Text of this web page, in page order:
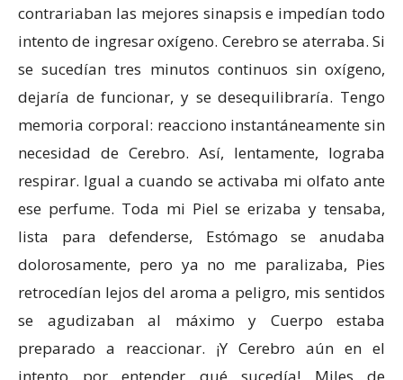
contrariaban las mejores sinapsis e impedían todo
intento de ingresar oxígeno. Cerebro se aterraba. Si
se sucedían tres minutos continuos sin oxígeno,
dejaría de funcionar, y se desequilibraría. Tengo
memoria corporal: reacciono instantáneamente sin
necesidad de Cerebro. Así, lentamente, lograba
respirar. Igual a cuando se activaba mi olfato ante
ese perfume. Toda mi Piel se erizaba y tensaba,
lista para defenderse, Estómago se anudaba
dolorosamente, pero ya no me paralizaba, Pies
retrocedían lejos del aroma a peligro, mis sentidos
se agudizaban al máximo y Cuerpo estaba
preparado a reaccionar. ¡Y Cerebro aún en el